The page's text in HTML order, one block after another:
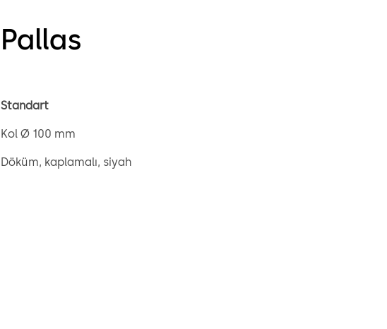
Pallas
Standart
Kol Ø 100 mm
Döküm, kaplamalı, siyah